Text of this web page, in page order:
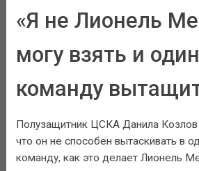
«Я не Лионель
могу взять и
команду
Полузащитник ЦСКА Данила Козлов
что он не способен вытаскивать в
команду, как это делает Лионель